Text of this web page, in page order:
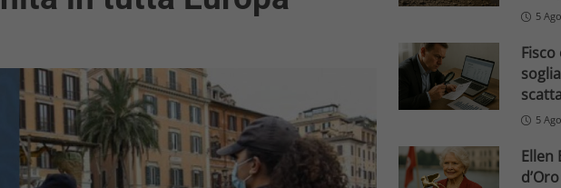
5
5
Ellen